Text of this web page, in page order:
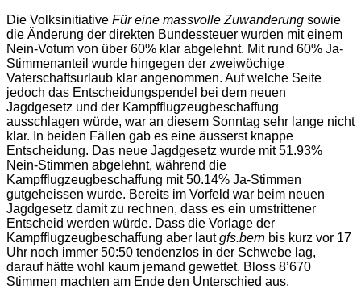
Die Volksinitiative Für eine massvolle Zuwanderung sowie
die Änderung der direkten Bundessteuer wurden mit einem
Nein-Votum von über 60% klar abgelehnt. Mit rund 60% Ja-
Stimmenanteil wurde hingegen der zweiwöchige
Vaterschaftsurlaub klar angenommen. Auf welche Seite
jedoch das Entscheidungspendel bei dem neuen
Jagdgesetz und der Kampfflugzeugbeschaffung
ausschlagen würde, war an diesem Sonntag sehr lange nicht
klar. In beiden Fällen gab es eine äusserst knappe
Entscheidung. Das neue Jagdgesetz wurde mit 51.93%
Nein-Stimmen abgelehnt, während die
Kampfflugzeugbeschaffung mit 50.14% Ja-Stimmen
gutgeheissen wurde. Bereits im Vorfeld war beim neuen
Jagdgesetz damit zu rechnen, dass es ein umstrittener
Entscheid werden würde. Dass die Vorlage der
Kampfflugzeugbeschaffung aber lautgfs.bern bis kurz vor 17
Uhr noch immer 50:50 tendenzlos in der Schwebe lag,
darauf hätte wohl kaum jemand gewettet. Bloss 8’670
Stimmen machten am Ende den Unterschied aus.